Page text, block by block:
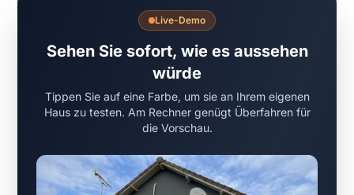
Live-Demo
Sehen Sie sofort, wie es aussehen
würde
Tippen Sie auf eine Farbe, um sie an Ihrem eigenen
Haus zu testen. Am Rechner genügt Überfahren für
die Vorschau.